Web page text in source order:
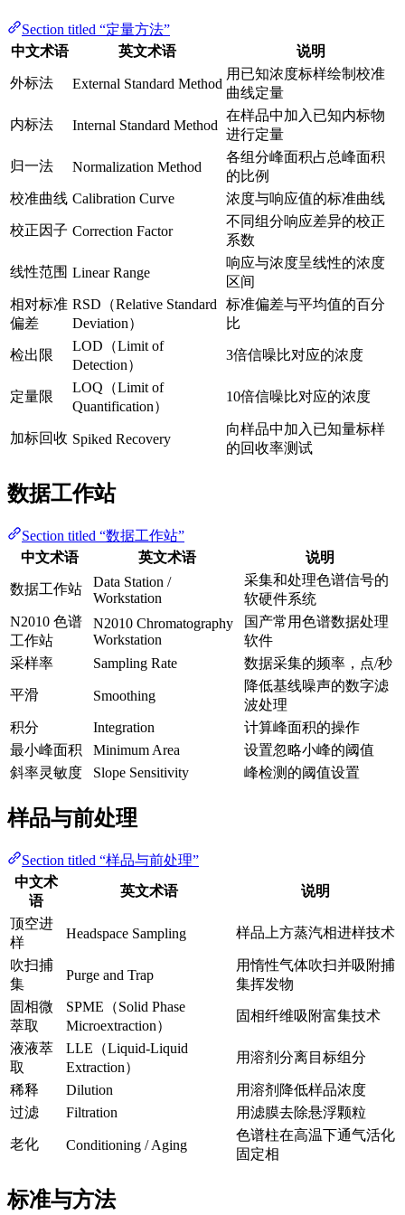
Section titled “定量方法”
中文术语
英文术语 说明
外标法 External Standard Method
用已知浓度标样绘制校准
曲线定量
内标法 Internal Standard Method
在样品中加入已知内标物
进行定量
归一法 Normalization Method
各组分峰面积占总峰面积
的比例
校准曲线 Calibration Curve 浓度与响应值的标准曲线
校正因子 Correction Factor
不同组分响应差异的校正
系数
线性范围 Linear Range
响应与浓度呈线性的浓度
区间
相对标准
偏差
RSD（Relative Standard
Deviation）
标准偏差与平均值的百分
比
检出限
LOD（Limit of
Detection）
3倍信噪比对应的浓度
定量限
LOQ（Limit of
Quantification）
10倍信噪比对应的浓度
加标回收 Spiked Recovery
向样品中加入已知量标样
的回收率测试
数据工作站
Section titled “数据工作站”
中文术语
英文术语 说明
数据工作站
Data Station /
Workstation
采集和处理色谱信号的
软硬件系统
N2010 色谱
工作站
N2010 Chromatography
Workstation
国产常用色谱数据处理
软件
采样率
Sampling Rate 数据采集的频率，点/秒
平滑 Smoothing
降低基线噪声的数字滤
波处理
积分
Integration
计算峰面积的操作
最小峰面积
Minimum Area
设置忽略小峰的阈值
斜率灵敏度
Slope Sensitivity 峰检测的阈值设置
样品与前处理
Section titled “样品与前处理”
中文术
语
英文术语 说明
顶空进
样
Headspace Sampling 样品上方蒸汽相进样技术
吹扫捕
集
Purge and Trap
用惰性气体吹扫并吸附捕
集挥发物
固相微
萃取
SPME（Solid Phase
Microextraction）
固相纤维吸附富集技术
液液萃
取
LLE（Liquid-Liquid
Extraction）
用溶剂分离目标组分
稀释 Dilution
用溶剂降低样品浓度
过滤
Filtration 用滤膜去除悬浮颗粒
老化 Conditioning / Aging
色谱柱在高温下通气活化
固定相
标准与方法